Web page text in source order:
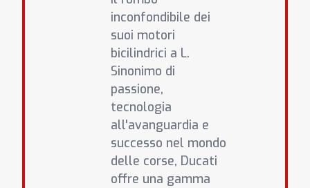
inconfondibile dei
suoi motori
bicilindrici a L.
Sinonimo di
passione,
tecnologia
all'avanguardia e
successo nel mondo
delle corse, Ducati
offre una gamma